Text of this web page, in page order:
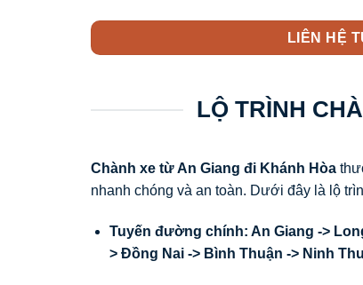
LIÊN HỆ
LỘ TRÌNH
Chành xe từ An Giang đi Khánh Hòa
nhanh chóng và an toàn. Dưới đây là lộ
Tuyến đường chính: An Giang ->
> Đồng Nai -> Bình Thuận -> Ninh